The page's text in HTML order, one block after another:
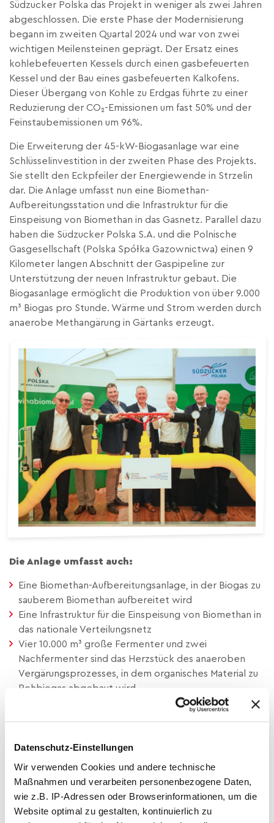
Datenschutz-Einstellungen
Wir verwenden Cookies und andere technische
Maßnahmen und verarbeiten personenbezogene Daten,
wie z.B. IP-Adressen oder Browserinformationen, um die
Website optimal zu gestalten, kontinuierlich zu
Südzucker Polska das Projekt in weniger als zwei Jahren
abgeschlossen. Die erste Phase der Modernisierung
begann im zweiten Quartal 2024 und war von zwei
wichtigen Meilensteinen geprägt. Der Ersatz eines
kohlebefeuerten Kessels durch einen gasbefeuerten
Kessel und der Bau eines gasbefeuerten Kalkofens.
Dieser Übergang von Kohle zu Erdgas führte zu einer
Reduzierung der CO₂-Emissionen um fast 50% und der
Feinstaubemissionen um 96%.
Die Erweiterung der 45-kW-Biogasanlage war eine
Schlüsselinvestition in der zweiten Phase des Projekts.
Sie stellt den Eckpfeiler der Energiewende in Strzelin
dar. Die Anlage umfasst nun eine Biomethan-
Aufbereitungsstation und die Infrastruktur für die
Einspeisung von Biomethan in das Gasnetz. Parallel dazu
haben die Südzucker Polska S.A. und die Polnische
Gasgesellschaft (Polska Spółka Gazownictwa) einen 9
Kilometer langen Abschnitt der Gaspipeline zur
Unterstützung der neuen Infrastruktur gebaut. Die
Biogasanlage ermöglicht die Produktion von über 9.000
m³ Biogas pro Stunde. Wärme und Strom werden durch
anaerobe Methangärung in Gärtanks erzeugt.
Die Anlage umfasst auch:
Eine Biomethan-Aufbereitungsanlage, in der Biogas zu
sauberem Biomethan aufbereitet wird
Eine Infrastruktur für die Einspeisung von Biomethan in
das nationale Verteilungsnetz
Vier 10.000 m³ große Fermenter und zwei
Nachfermenter sind das Herzstück des anaeroben
Vergärungsprozesses, in dem organisches Material zu
Rohbiogas abgebaut wird.
Ein fortschrittliches Gärrest-Reinigungssystem, das
Die neue Anlage ist nicht nur ein wichtiger Meilenstein in
der Energiewende von Südzucker Polska, sondern folgt
auch den Prinzipien der Kreislaufwirtschaft: Neben der